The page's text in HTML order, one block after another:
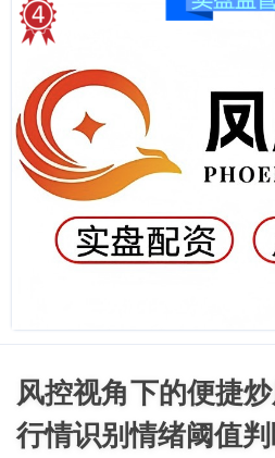
风控视角下的便捷
行情识别情绪阈值